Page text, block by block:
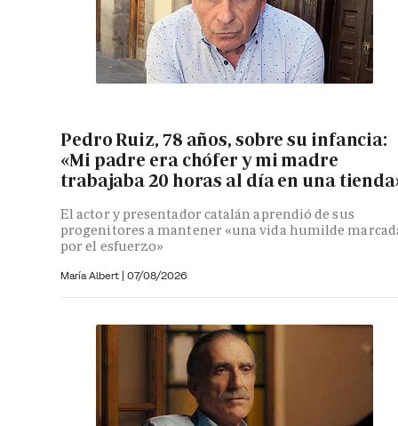
Pedro Ruiz, 78 años, sobre su infancia:
«Mi padre era chófer y mi madre
trabajaba 20 horas al día en una
El actor y presentador catalán aprendió de sus
progenitores a mantener «una vida humilde
por el esfuerzo»
María Albert | 07/08/2026